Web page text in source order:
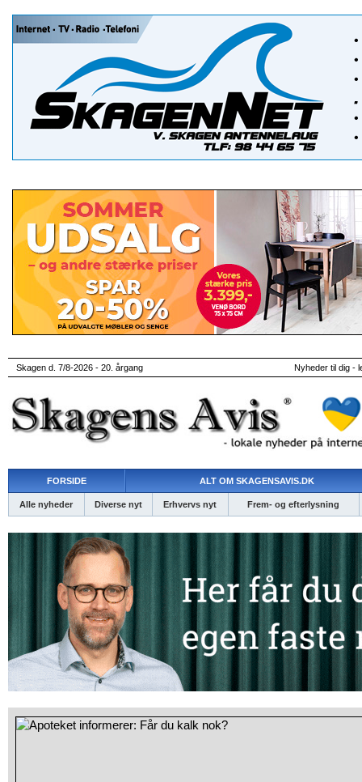
Skagen d. 7/8-2026 - 20. årgang Nyheder til dig -
FORSIDE ALT OM SKAGENSAVIS.DK
Alle nyheder Diverse nyt Erhvervs nyt Frem- og efterlysning